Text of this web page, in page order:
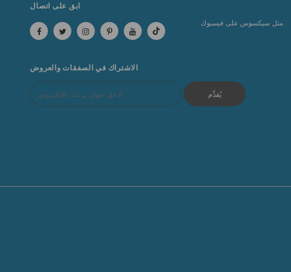
ابق على اتصال
مثل سيكسوس على فيسبوك
الاشتراك في الصفقات والعروض